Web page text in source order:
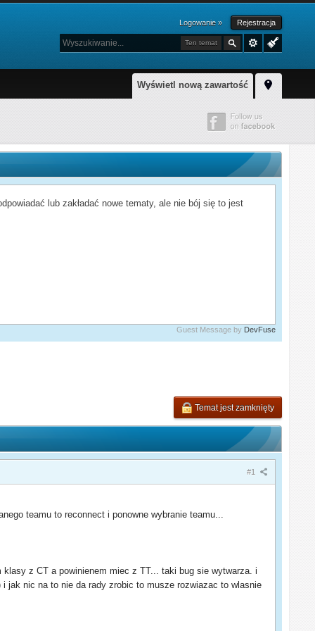
Logowanie » Rejestracja
Ten temat
Wyświetl nową zawartość
lub zakładać nowe tematy, ale nie bój się to jest
Guest Message by DevFuse
Temat jest zamknięty
#1
teamu to reconnect i ponowne wybranie teamu...
z CT a powinienem miec z TT... taki bug sie wytwarza. i
jak nic na to nie da rady zrobic to musze rozwiazac to wlasnie